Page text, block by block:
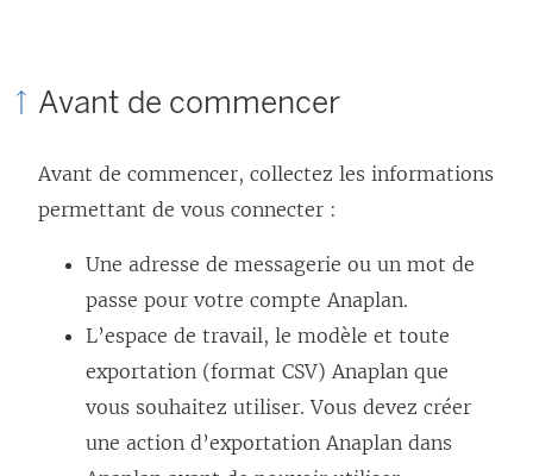
Avant de commencer
Avant de commencer, collectez les informations
permettant de vous connecter :
Une adresse de messagerie ou un mot de
passe pour votre compte Anaplan.
L’espace de travail, le modèle et toute
exportation (format CSV) Anaplan que
vous souhaitez utiliser. Vous devez créer
une action d’exportation Anaplan dans